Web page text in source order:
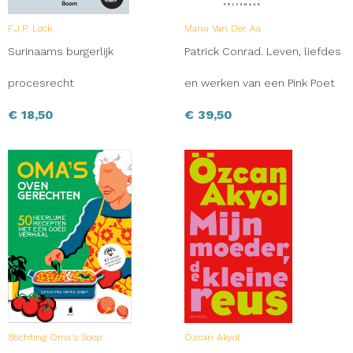
F.J.P. Lock
Surinaams burgerlijk
procesrecht
€ 18,50
Manu Van Der Aa
Patrick Conrad. Leven, liefdes
en werken van een Pink Poet
€ 39,50
Stichting Oma's Soep Özcan Akyol